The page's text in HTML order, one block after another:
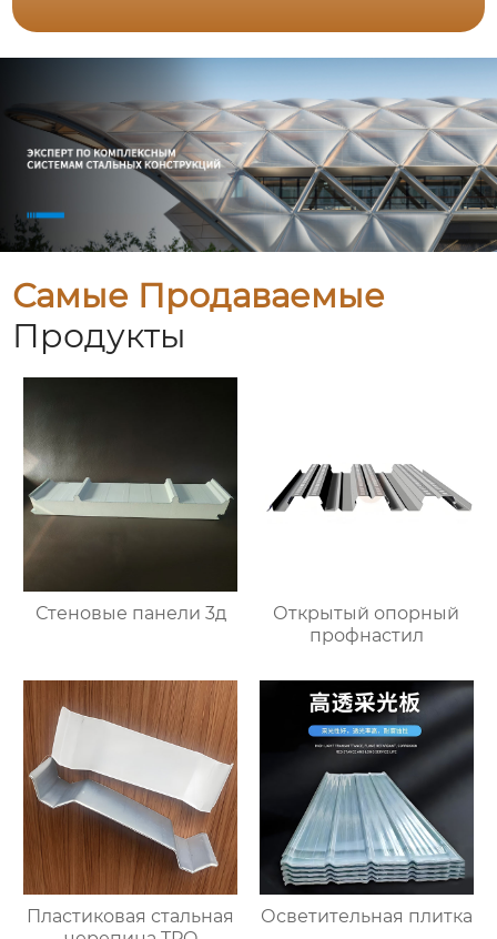
Самые Продаваемые
Продукты
Стеновые панели 3д
Открытый опорный
профнастил
Пластиковая стальная
Осветительная плитка